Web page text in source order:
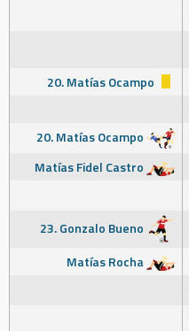
20. Matías Ocampo
20. Matías Ocampo
Matías Fidel Castro
23. Gonzalo Bueno
Matías Rocha